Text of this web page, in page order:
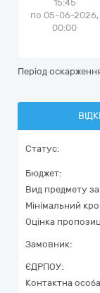
15:45
по 05-06-2026,
00:00
Період
Статус:
Бюджет:
Вид предмету
Мінімальний
Оцінка
Замовник:
ЄДРПОУ:
Контактна